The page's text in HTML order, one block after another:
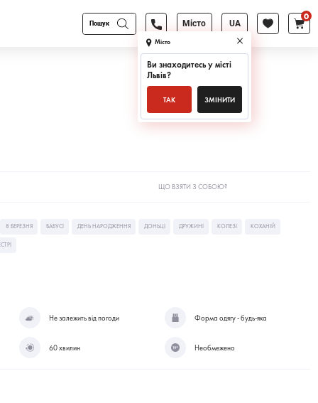
Products
search
Місто
Місто
Ви знаходитесь у місті
Львів?
ТАК ЗМІНИТИ
UA
0
ЩО ВЗЯТИ З СОБОЮ?
8 БЕРЕЗНЯ БАБУСІ ДЕНЬ НАРОДЖЕННЯ ДОНЬЦІ ДРУЖИНІ КОЛЕЗІ КОХАНІЙ
Не залежить від погоди Форма одягу - будь-яка
60 хвилин Необмежено